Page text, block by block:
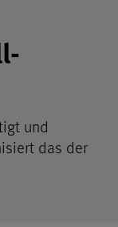
und
das der